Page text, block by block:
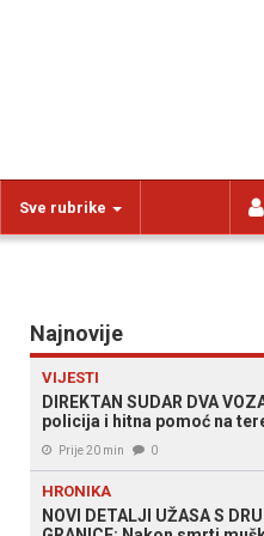
Sve rubrike
Najnovije
VIJESTI
DIREKTAN SUDAR DVA
policija i hitna pomoć na
Prije 20 min 0
HRONIKA
NOVI DETALJI UŽASA S